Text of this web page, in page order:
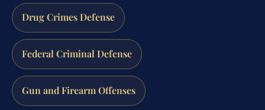
Drug Crimes Defense
Federal Criminal Defense
Gun and Firearm Offenses